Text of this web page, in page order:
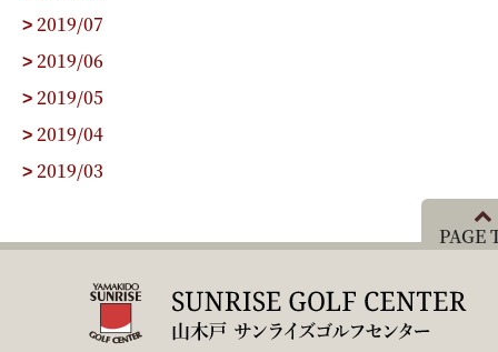
> 2019/07
> 2019/06
> 2019/05
> 2019/04
> 2019/03
PAGE